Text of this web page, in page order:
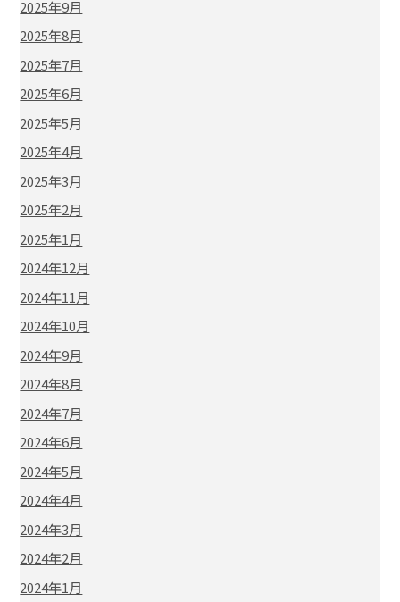
2025年9月
2025年8月
2025年7月
2025年6月
2025年5月
2025年4月
2025年3月
2025年2月
2025年1月
2024年12月
2024年11月
2024年10月
2024年9月
2024年8月
2024年7月
2024年6月
2024年5月
2024年4月
2024年3月
2024年2月
2024年1月